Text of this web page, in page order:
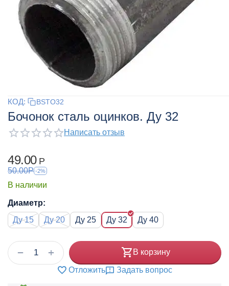
КОД: BSTO32
Бочонок сталь оцинков. Ду 32
Написать отзыв
49.00 Р
50.00Р -2%
В наличии
Диаметр:
Ду 15
Ду 20 Ду 25 Ду 32 Ду 40
+
− В корзину
Отложить Задать вопрос